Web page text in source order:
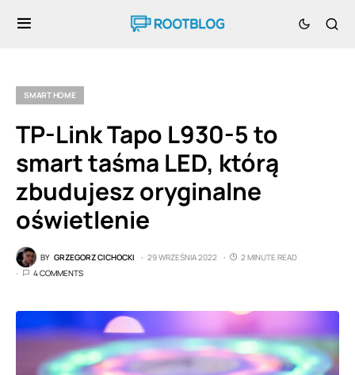
SMART HOME
TP-Link Tapo L930-5 to
smart taśma LED, którą
zbudujesz oryginalne
oświetlenie
BY GRZEGORZ CICHOCKI 29 WRZEŚNIA 2022
2 MINUTE READ
4 COMMENTS